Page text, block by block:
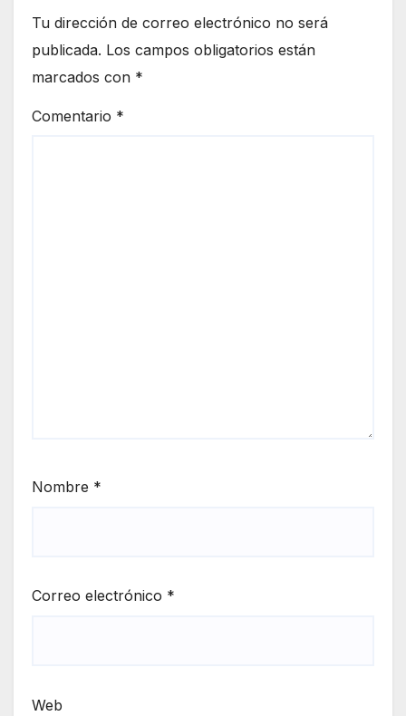
Tu dirección de correo electrónico no será
publicada. Los campos obligatorios están
marcados con *
Comentario *
Nombre *
Correo electrónico *
Web